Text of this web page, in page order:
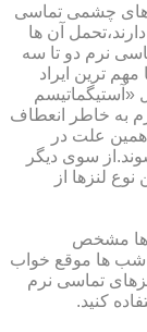
چشمی تماسی
آن ها
نرم دو تا سه
ترین ایراد
«آستیگماتیسم
به خاطر انعطاف
علت در
سوی دیگر
لنزها از
مشخص
شب ها موقع خواب
تماسی نرم